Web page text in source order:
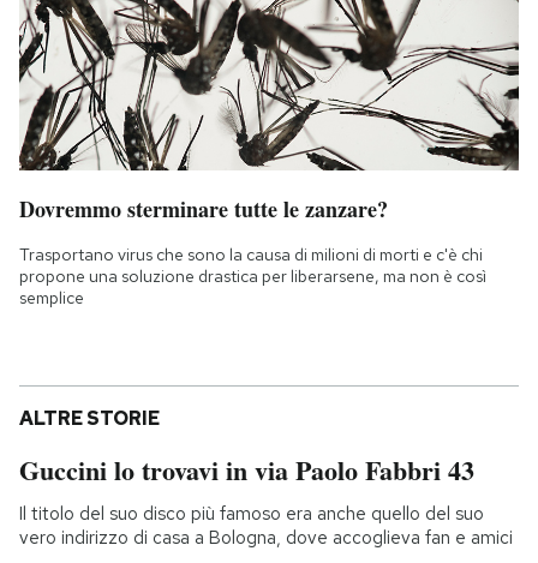
Dovremmo sterminare tutte le zanzare?
Trasportano virus che sono la causa di milioni di morti e c'è chi
propone una soluzione drastica per liberarsene, ma non è così
semplice
ALTRE STORIE
Guccini lo trovavi in via Paolo Fabbri 43
Il titolo del suo disco più famoso era anche quello del suo
vero indirizzo di casa a Bologna, dove accoglieva fan e amici